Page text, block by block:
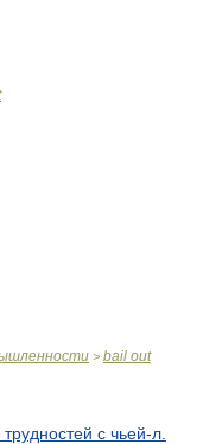
> bail out
с чьей-л.